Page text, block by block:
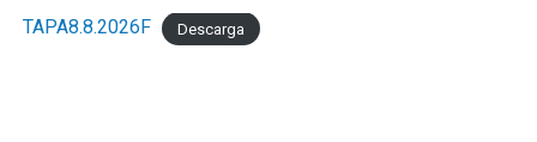
TAPA8.8.2026F Descarga